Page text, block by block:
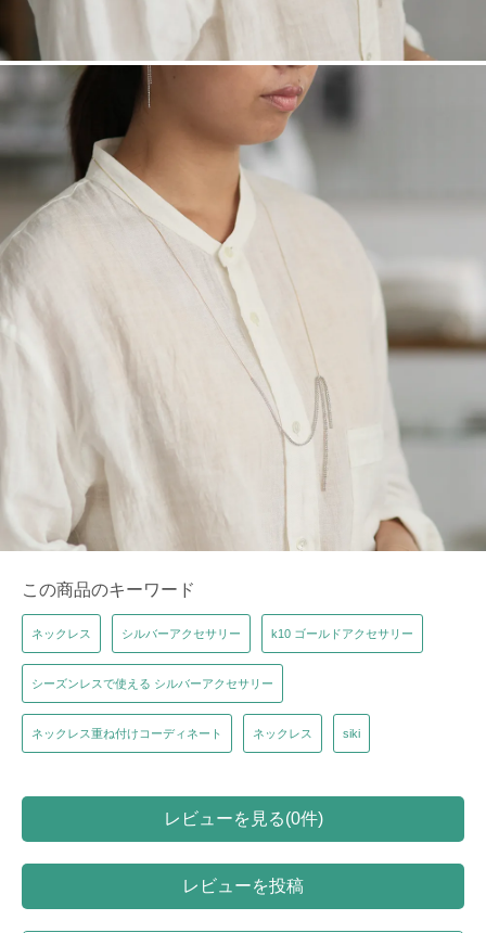
この商品のキーワード
ネックレス シルバーアクセサリー k10 ゴールドアクセサリー
シーズンレスで使える シルバーアクセサリー
ネックレス重ね付けコーディネート ネックレス siki
レビューを見る(0件)
レビューを投稿